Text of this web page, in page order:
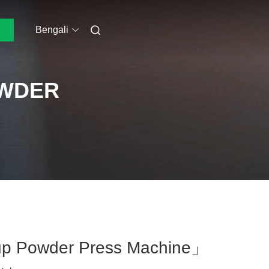
Bengali
Powder Press Machine」